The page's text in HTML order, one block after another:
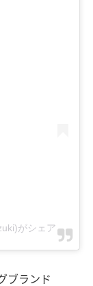
Saori Mochizuki（望月沙織）(@saorimochizuki)がシェアした投稿
ブランド